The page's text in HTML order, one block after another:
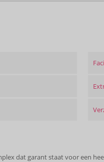
dat garant staat voor een